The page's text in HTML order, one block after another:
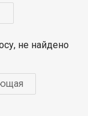
не найдено